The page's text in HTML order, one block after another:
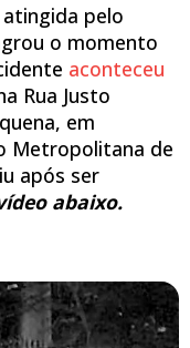
pelo
o momento
aconteceu
Rua Justo
em
Metropolitana de
após ser
abaixo.